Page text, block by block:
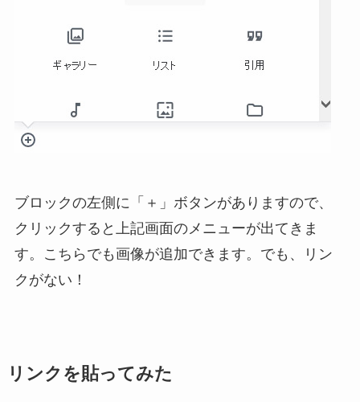
ブロックの左側に「＋」ボタンがありますので、
クリックすると上記画面のメニューが出てきま
す。こちらでも画像が追加できます。でも、リン
クがない！
リンクを貼ってみた